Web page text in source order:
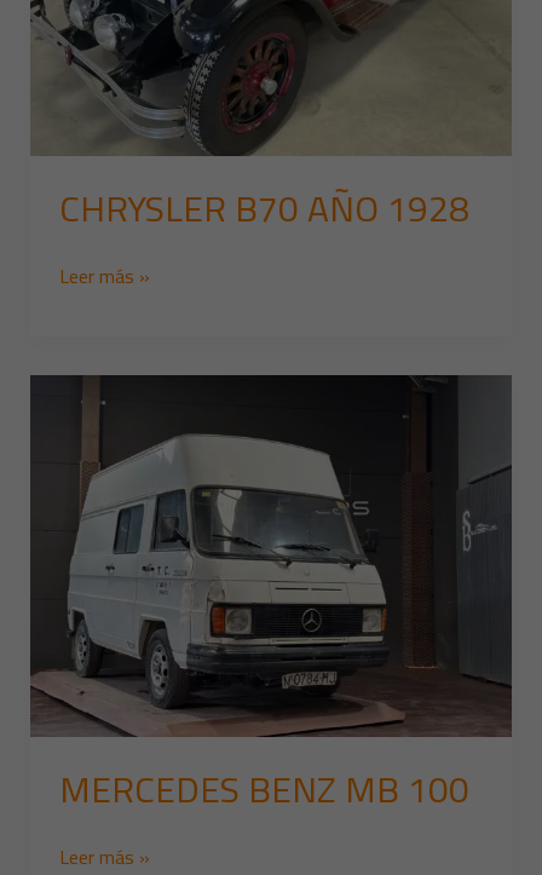
CHRYSLER B70 AÑO 1928
Leer más »
MERCEDES BENZ MB 100
100
Leer más »